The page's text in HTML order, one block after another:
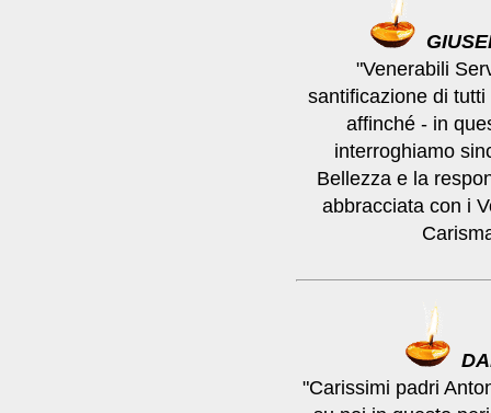
"Venerabili
santificazione di
affinché - in
interroghiamo
Bellezza e la
abbracciata con i
"Carissimi padri